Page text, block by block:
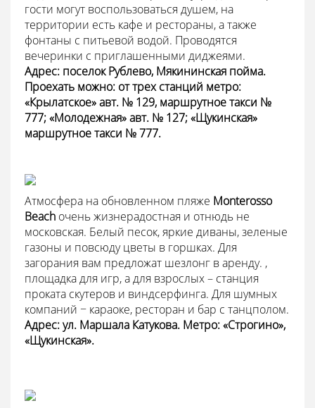
гости могут воспользоваться душем, на
территории есть кафе и рестораны, а также
фонтаны с питьевой водой. Проводятся
вечеринки с приглашенными диджеями.
Адрес: поселок Рублево, Мякининская пойма.
Проехать можно: от трех станций метро:
«Крылатское» авт. № 129, маршрутное такси №
777; «Молодежная» авт. № 127; «Щукинская»
маршрутное такси № 777.
Атмосфера на обновленном пляже Monterosso
Beach очень жизнерадостная и отнюдь не
московская. Белый песок, яркие диваны, зеленые
газоны и повсюду цветы в горшках. Для
загорания вам предложат шезлонг в аренду. ,
площадка для игр, а для взрослых – станция
проката скутеров и виндсерфинга. Для шумных
компаний − караоке, ресторан и бар с танцполом.
Адрес: ул. Маршала Катукова. Метро: «Строгино»,
«Щукинская».